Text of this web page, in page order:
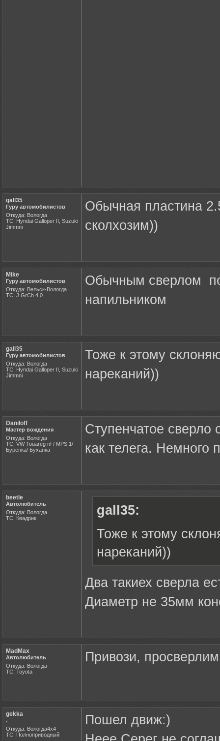
gall35
Гуру автомобилистов
Откуда: Вологда
ТС: Hyndai Galloper II, Suzuki
Jimmni
Обычная пластина
сколхозим))
Mike
Гуру автомобилистов
Откуда: Вельск-Вологда
ТС: J GrCh 4.0
Обычным сверлом по
напильником
gall35
Гуру автомобилистов
Откуда: Вологда
ТС: Hyndai Galloper II, Suzuki
Jimmni
Тоже к этому
нареканий))
Daniloff
Мастер вождения
Откуда: Вологда
ТС: VW Touareg nf / MPS 1/
Бурёнка/ Буханка
Ступенчатое сверло
как телега. Немного
beetle
Автолюбитель
Откуда: Вологда
ТС: Квадрик
gall35:
Тоже к этому
нареканий))
Два такиех сверла
Диаметр не 35мм
MadMax
Автолюбитель
Откуда: Вологда
ТС: Toyota
Привози,
gekka
.
Откуда: Вологда4х4
ТС: Полноприводный
Пошел движ:)